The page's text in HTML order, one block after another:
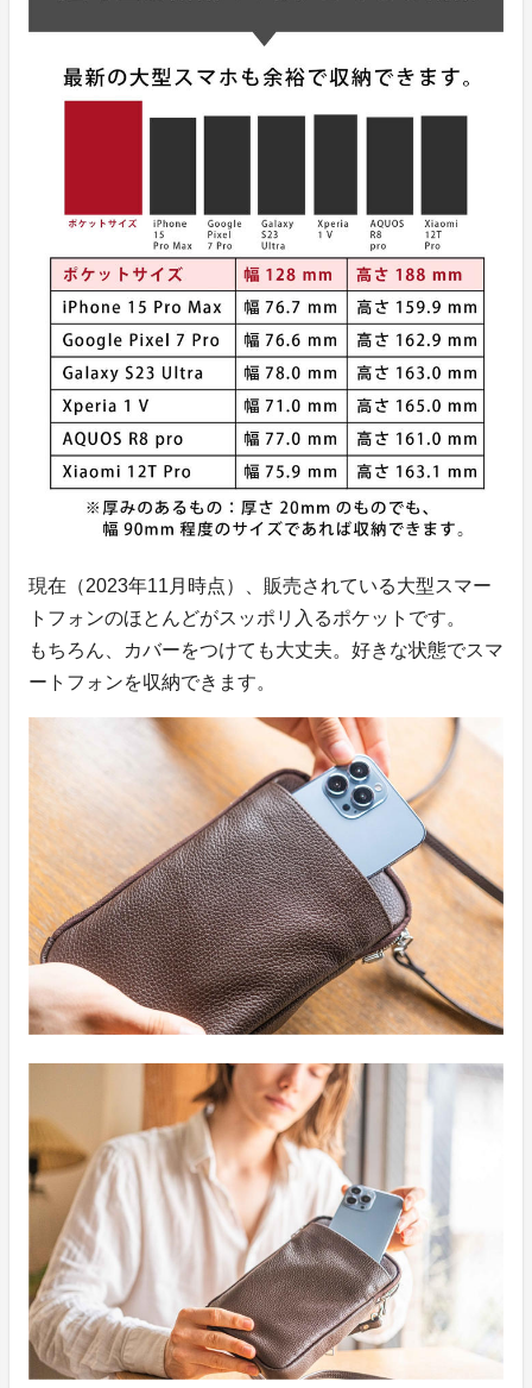
現在（2023年11月時点）、販売されている大型スマー
トフォンのほとんどがスッポリ入るポケットです。
もちろん、カバーをつけても大丈夫。好きな状態でスマ
ートフォンを収納できます。